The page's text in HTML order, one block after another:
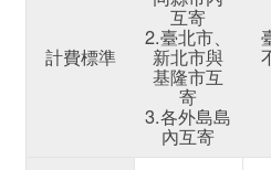
計費標準
互寄
2.臺北市、
新北市與
基隆市互
寄
3.各外島島
內互寄